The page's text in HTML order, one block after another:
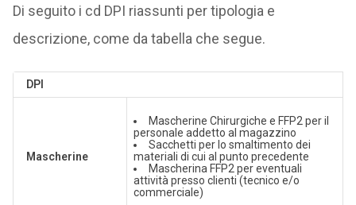
Di seguito i cd DPI riassunti per tipologia e
descrizione, come da tabella che segue.
DPI
Mascherine
Mascherine Chirurgiche e FFP2 per il
personale addetto al magazzino
Sacchetti per lo smaltimento dei
materiali di cui al punto precedente
Mascherina FFP2 per eventuali
attività presso clienti (tecnico e/o
commerciale)